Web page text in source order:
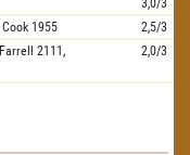
3,0/3
Cook 1955
2,5/3
Farrell
2111,
2,0/3